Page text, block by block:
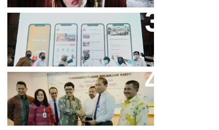
Bandung Great Sale 2020 Go
Online Resmi Dimulai
Bank Bjb Fasilitasi Kredit Modal
Kerja Konstruksi PT Adhi Karya